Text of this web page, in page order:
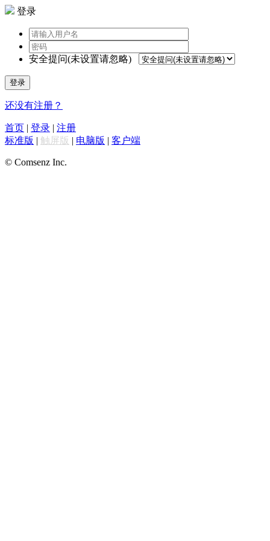
登录
安全提问(未设置请忽略)
登录
还没有注册？
首页 | 登录 | 注册
标准版 | 触屏版 | 电脑版 | 客户端
© Comsenz Inc.